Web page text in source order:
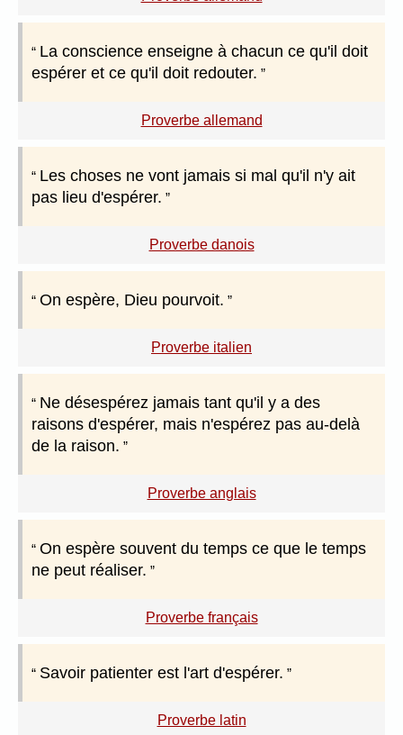
La conscience enseigne à chacun ce qu'il doit
espérer et ce qu'il doit redouter.
Proverbe allemand
Les choses ne vont jamais si mal qu'il n'y ait
pas lieu d'espérer.
Proverbe danois
On espère, Dieu pourvoit.
Proverbe italien
Ne désespérez jamais tant qu'il y a des
raisons d'espérer, mais n'espérez pas au-delà
de la raison.
Proverbe anglais
On espère souvent du temps ce que le temps
ne peut réaliser.
Proverbe français
Savoir patienter est l'art d'espérer.
Proverbe latin